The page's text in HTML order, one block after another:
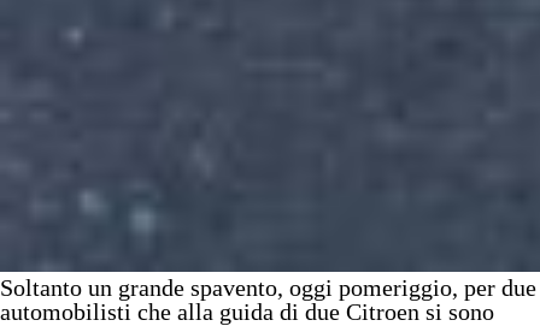
Soltanto un grande spavento, oggi pomeriggio, per due
automobilisti che alla guida di due Citroen si sono